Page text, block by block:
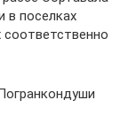
в поселках